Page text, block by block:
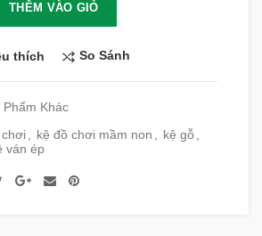
THÊM VÀO GIỎ
thích So Sánh
Phẩm Khác
kệ đồ chơi mầm non kệ gỗ
ván ép